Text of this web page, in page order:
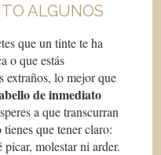
ALGUNOS
que un tinte te ha
o que estás
extraños, lo mejor que
de inmediato
a que transcurran
que tener claro:
molestar ni arder.